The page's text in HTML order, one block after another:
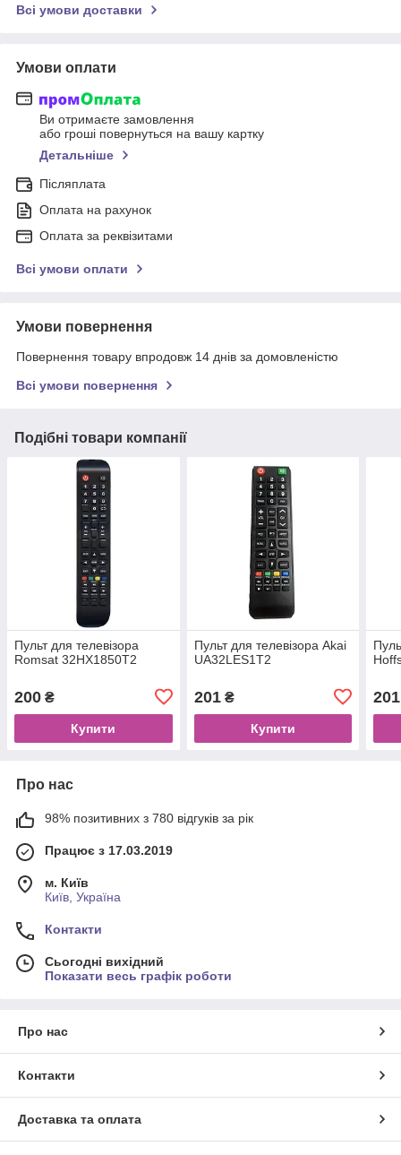
Всі умови доставки
Умови оплати
Ви отримаєте замовлення
або гроші повернуться на вашу картку
Детальніше
Післяплата
Оплата на рахунок
Оплата за реквізитами
Всі умови оплати
Умови повернення
Повернення товару впродовж 14 днів за домовленістю
Всі умови повернення
Подібні товари компанії
Пульт для телевізора
Romsat 32HX1850T2
200 ₴
Купити
Пульт для телевізора Akai
UA32LES1T2
201₴
Купити
201
Про нас
98% позитивних з 780 відгуків за рік
Працює з 17.03.2019
м. Київ
Київ, Україна
Контакти
Сьогодні вихідний
Показати весь графік роботи
Про нас
Контакти
Доставка та оплата